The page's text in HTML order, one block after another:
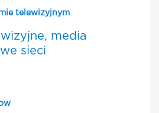
telewizyjnym
media
sieci